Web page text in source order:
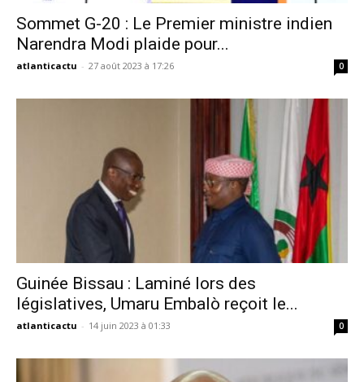
Sommet G-20 : Le Premier ministre indien
Narendra Modi plaide pour...
atlanticactu - 27 août 2023 à 17:26 0
Guinée Bissau : Laminé lors des
législatives, Umaru Embalò reçoit le...
atlanticactu - 14 juin 2023 à 01:33 0